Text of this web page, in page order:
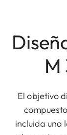
M
El objetivo
incluida una